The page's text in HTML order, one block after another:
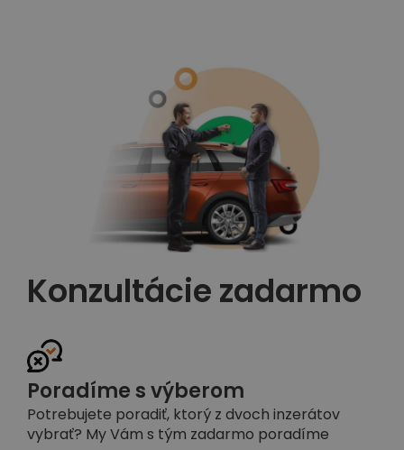
Konzultácie zadarmo
Poradíme s výberom
Potrebujete poradiť, ktorý z dvoch inzerátov
vybrať? My Vám s tým zadarmo poradíme